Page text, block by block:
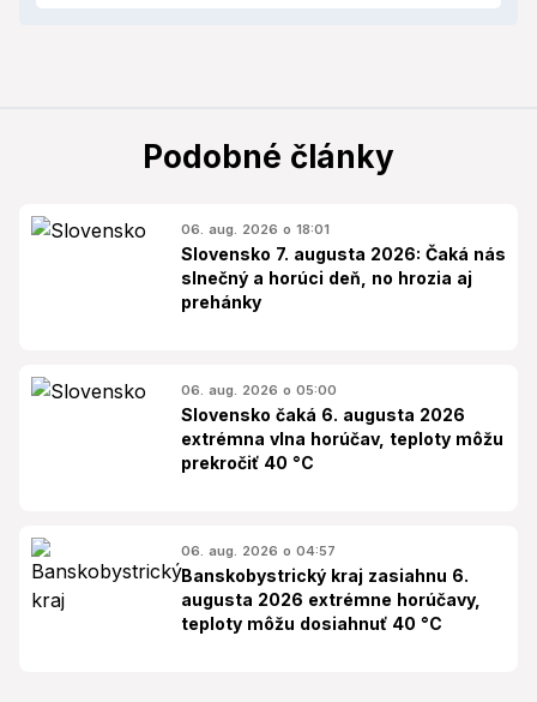
Podobné články
06. aug. 2026 o 18:01
Slovensko 7. augusta 2026: Čaká nás
slnečný a horúci deň, no hrozia aj
prehánky
06. aug. 2026 o 05:00
Slovensko čaká 6. augusta 2026
extrémna vlna horúčav, teploty môžu
prekročiť 40 °C
06. aug. 2026 o 04:57
Banskobystrický kraj zasiahnu 6.
augusta 2026 extrémne horúčavy,
teploty môžu dosiahnuť 40 °C